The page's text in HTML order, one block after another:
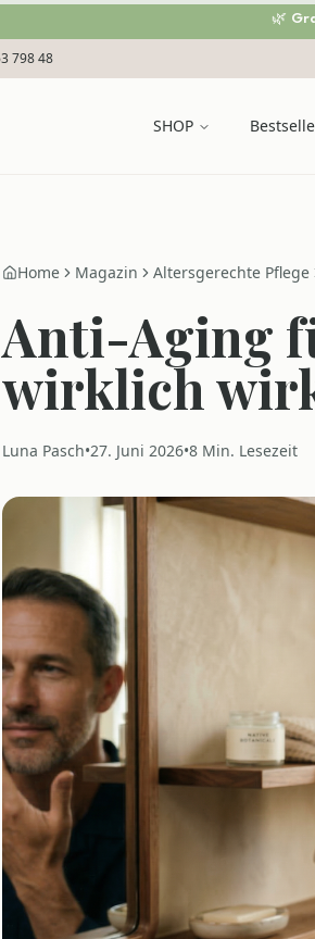
🌿
798 48
SHOP
Home Magazin Altersgerechte Pflege
Anti-Aging
wirklich
Luna Pasch•27. Juni 2026•8 Min. Lesezeit